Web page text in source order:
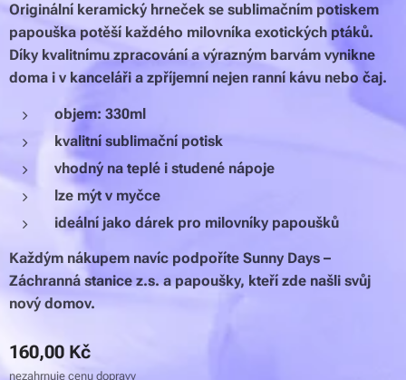
Originální keramický hrneček se sublimačním potiskem
papouška potěší každého milovníka exotických ptáků.
Díky kvalitnímu zpracování a výrazným barvám vynikne
doma i v kanceláři a zpříjemní nejen ranní kávu nebo čaj.
objem: 330ml
kvalitní sublimační potisk
vhodný na teplé i studené nápoje
lze mýt v myčce
ideální jako dárek pro milovníky papoušků
Každým nákupem navíc podpoříte Sunny Days –
Záchranná stanice z.s. a papoušky, kteří zde našli svůj
nový domov.
160,00 Kč
nezahrnuje cenu dopravy